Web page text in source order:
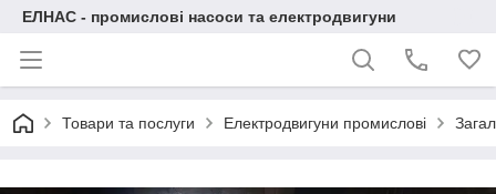
ЕЛНАС - промислові насоси та електродвигуни
Товари та послуги Електродвигуни промислові